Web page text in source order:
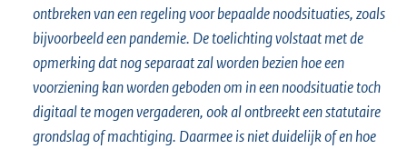
ontbreken van een regeling voor bepaalde noodsituaties, zoals
bijvoorbeeld een pandemie. De toelichting volstaat met de
opmerking dat nog separaat zal worden bezien hoe een
voorziening kan worden geboden om in een noodsituatie toch
digitaal te mogen vergaderen, ook al ontbreekt een statutaire
grondslag of machtiging. Daarmee is niet duidelijk of en hoe